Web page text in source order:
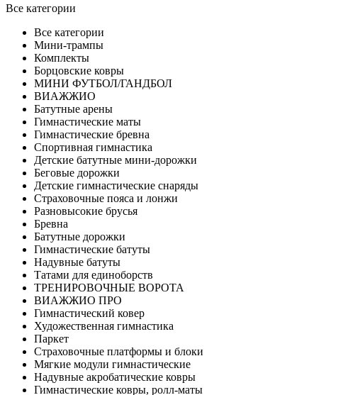
Все категории
Все категории
Мини-трампы
Комплекты
Борцовские ковры
МИНИ ФУТБОЛ/ГАНДБОЛ
ВИАЖЖИО
Батутные арены
Гимнастические маты
Гимнастические бревна
Спортивная гимнастика
Детские батутные мини-дорожки
Беговые дорожки
Детские гимнастические снаряды
Страховочные пояса и лонжи
Разновысокие брусья
Бревна
Батутные дорожки
Гимнастические батуты
Надувные батуты
Татами для единоборств
ТРЕНИРОВОЧНЫЕ ВОРОТА
ВИАЖЖИО ПРО
Гимнастический ковер
Художественная гимнастика
Паркет
Страховочные платформы и блоки
Мягкие модули гимнастические
Надувные акробатические ковры
Гимнастические ковры, ролл-маты